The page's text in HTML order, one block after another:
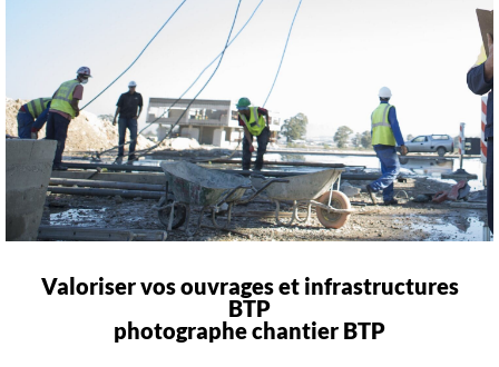
Valoriser vos ouvrages et infrastructures
BTP
photographe chantier BTP